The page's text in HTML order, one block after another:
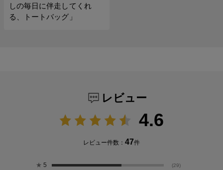
しの毎日に伴走してくれ
る、トートバッグ」
レビュー
4.6
レビュー件数： 47件
★ 5 (29)